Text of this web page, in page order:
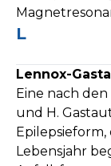
L
Lennox-
Eine nach den
und H.
Lebensjahr